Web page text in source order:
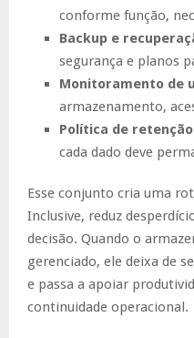
conforme função,
Backup e
segurança e planos
Monitoramento de
armazenamento,
Política de
cada dado deve
Esse conjunto cria uma
Inclusive, reduz
decisão. Quando o
gerenciado, ele deixa de
e passa a apoiar
continuidade operacional.